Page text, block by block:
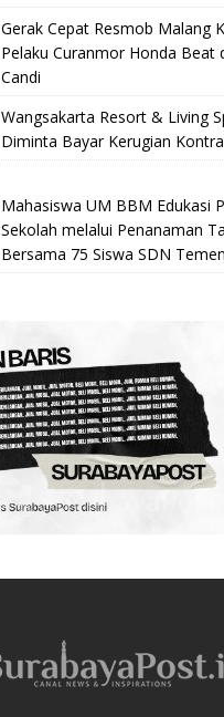
Gerak Cepat Resmob Malang
Pelaku Curanmor Honda Beat
Candi
Wangsakarta Resort & Living
Diminta Bayar Kerugian
Mahasiswa UM BBM Edukasi
Sekolah melalui Penanaman
Bersama 75 Siswa SDN